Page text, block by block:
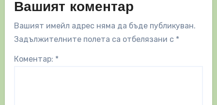
Вашият коментар
Вашият имейл адрес няма да бъде публикуван.
Задължителните полета са отбелязани с *
Коментар: *